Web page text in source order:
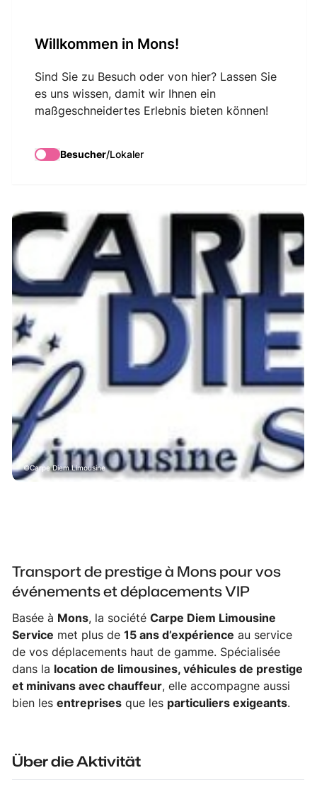
Willkommen in Mons!
Sind Sie zu Besuch oder von hier? Lassen Sie
es uns wissen, damit wir Ihnen ein
maßgeschneidertes Erlebnis bieten können!
Besucher/Lokaler
Carpe Diem
Limousine Service
Carpe Diem Limousine
Transport de prestige à Mons pour vos
événements et déplacements VIP
Basée à Mons, la sociétéCarpe Diem Limousine
Service met plus de15 ans d’expérience au service
de vos déplacements haut de gamme. Spécialisée
dans la location de limousines, véhicules de prestige
et minivans avec chauffeur, elle accompagne aussi
bien lesentreprises que les particuliers exigeants.
Über die Aktivität